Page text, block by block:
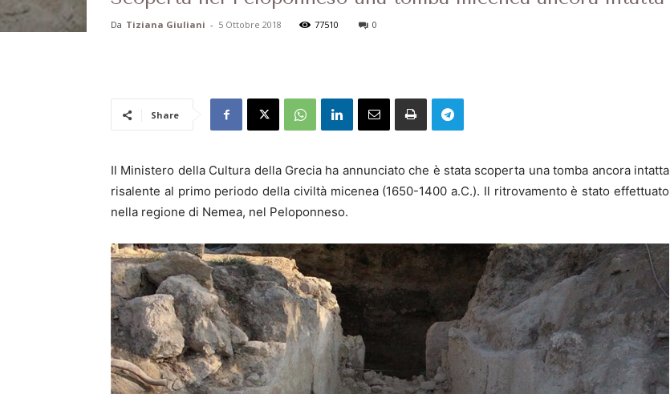
Da Tiziana Giuliani - 5 Ottobre 2018 77510 0
Share
Il Ministero della Cultura della Grecia ha annunciato che è stata scoperta una tomba ancora intatta
risalente al primo periodo della civiltà micenea (1650-1400 a.C.). Il ritrovamento è stato effettuato
nella regione di Nemea, nel Peloponneso.